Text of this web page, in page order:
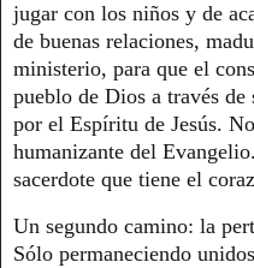
jugar con los niños y de
de buenas relaciones,
ministerio, para que el
pueblo de Dios a través
por el Espíritu de Jesús.
humanizante del
sacerdote que tiene el
Un segundo camino: la
Sólo permaneciendo